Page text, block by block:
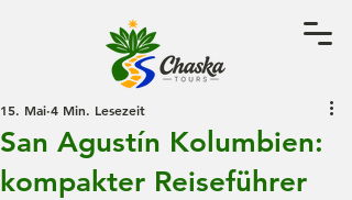
San Agustín Kolumbien:
kompakter Reiseführer
15. Mai 4 Min. Lesezeit